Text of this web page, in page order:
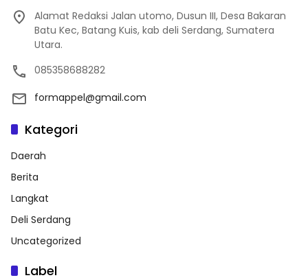
Alamat Redaksi Jalan utomo, Dusun III, Desa Bakaran
Batu Kec, Batang Kuis, kab deli Serdang, Sumatera
Utara.
085358688282
formappel@gmail.com
Kategori
Daerah
Berita
Langkat
Deli Serdang
Uncategorized
Label